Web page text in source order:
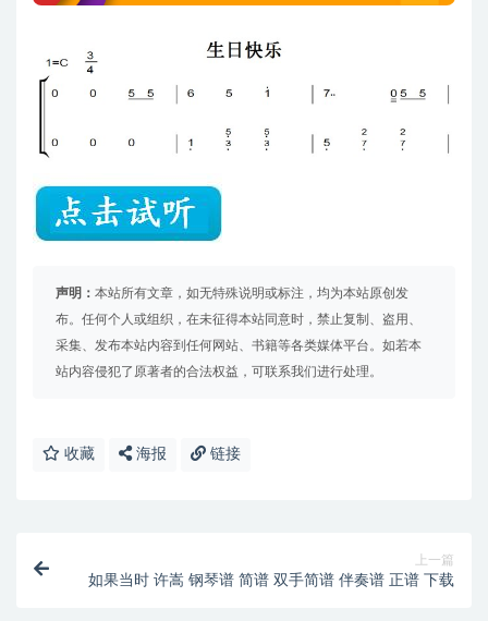
声明： 本站所有文章，如无特殊说明或标注，均为本站原创发
布。任何个人或组织，在未征得本站同意时，禁止复制、盗用、
采集、发布本站内容到任何网站、书籍等各类媒体平台。如若本
站内容侵犯了原著者的合法权益，可联系我们进行处理。
收藏 海报 链接
上一篇
如果当时 许嵩 钢琴谱 简谱 双手简谱 伴奏谱 正谱 下载